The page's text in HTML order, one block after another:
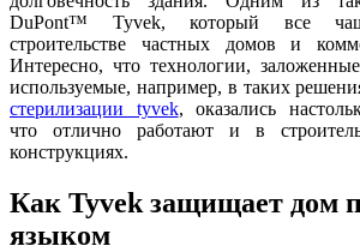
DuPont™ Tyvek, который все
строительстве частных домов и
Интересно, что технологии,
используемые, например, в таких
стерилизации tyvek, оказались
что отлично работают и в
конструкциях.
Как Tyvek защищает дом
языком